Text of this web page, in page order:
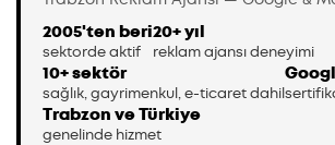
2005'ten beri
sektorde aktif
20+ yıl
reklam ajansı deneyimi
10+ sektör
sağlık, gayrimenkul, e-ticaret dahil
Trabzon ve Türkiye
genelinde hizmet